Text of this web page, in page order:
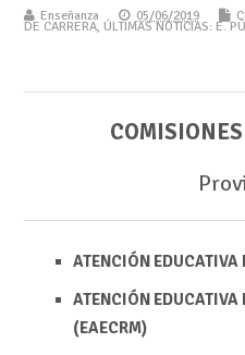
Enseñanza 05/06/2019
DE CARRERA, ÚLTIMAS NOTICIAS: E.
ATENCIÓN
ATENCIÓN EDUCATIVA
(EAECRM)